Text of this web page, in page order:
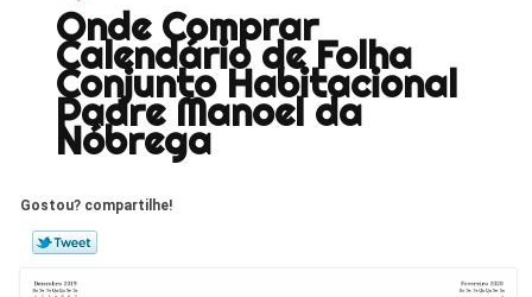
Onde Comprar
Calendário de Folha
Conjunto Habitacional
Padre Manoel da
Nóbrega
Gostou? compartilhe!